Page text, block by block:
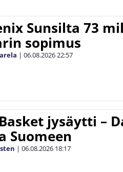
Sunsilta 73
sopimus
| 06.08.202622:57
jysäytti –
Suomeen
| 06.08.2026 18:17